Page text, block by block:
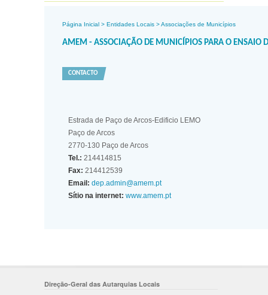
Página Inicial > Entidades Locais >Associações de Municípios
AMEM - ASSOCIAÇÃO DE MUNICÍPIOS PARA O ENSAIO
CONTACTO
Estrada de Paço de Arcos-Edificio LEMO
Paço de Arcos
2770-130 Paço de Arcos
Tel.: 214414815
Fax: 214412539
Email: dep.admin@amem.pt
Sítio na internet: www.amem.pt
Direção-Geral das Autarquias Locais